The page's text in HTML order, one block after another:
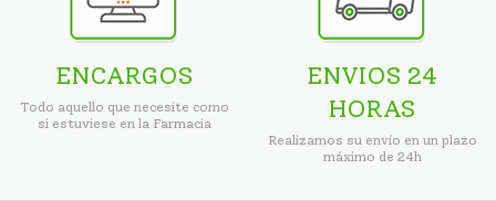
ENCARGOS
Todo aquello que necesite como
si estuviese en la Farmacia
ENVIOS 24
HORAS
Realizamos su envío en un plazo
máximo de 24h